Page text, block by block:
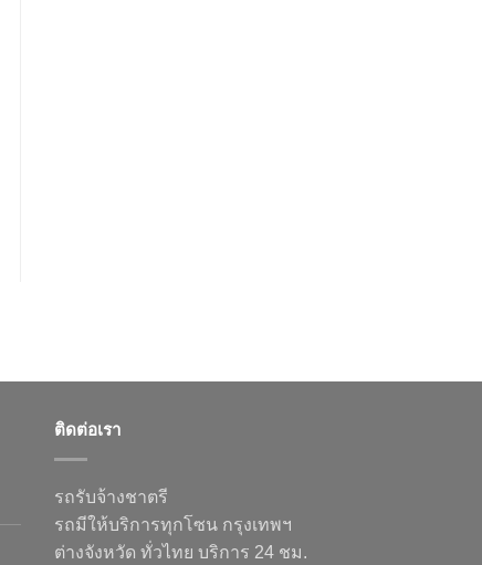
ติดต่อเรา
รถรับจ้างชาตรี
รถมีให้บริการทุกโซน กรุงเทพฯ
ต่างจังหวัด ทั่วไทย บริการ 24 ชม.